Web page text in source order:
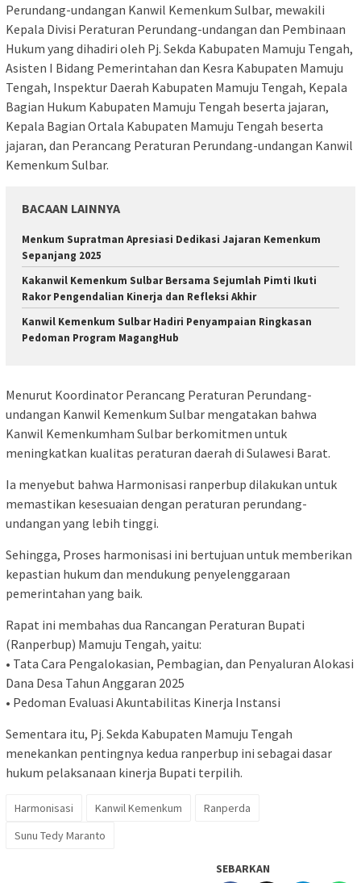
Perundang-undangan Kanwil Kemenkum Sulbar, mewakili
Kepala Divisi Peraturan Perundang-undangan dan Pembinaan
Hukum yang dihadiri oleh Pj. Sekda Kabupaten Mamuju Tengah,
Asisten I Bidang Pemerintahan dan Kesra Kabupaten Mamuju
Tengah, Inspektur Daerah Kabupaten Mamuju Tengah, Kepala
Bagian Hukum Kabupaten Mamuju Tengah beserta jajaran,
Kepala Bagian Ortala Kabupaten Mamuju Tengah beserta
jajaran, dan Perancang Peraturan Perundang-undangan Kanwil
Kemenkum Sulbar.
BACAAN LAINNYA
Menkum Supratman Apresiasi Dedikasi Jajaran Kemenkum
Sepanjang 2025
Kakanwil Kemenkum Sulbar Bersama Sejumlah Pimti Ikuti
Rakor Pengendalian Kinerja dan Refleksi Akhir
Kanwil Kemenkum Sulbar Hadiri Penyampaian Ringkasan
Pedoman Program MagangHub
Menurut Koordinator Perancang Peraturan Perundang-
undangan Kanwil Kemenkum Sulbar mengatakan bahwa
Kanwil Kemenkumham Sulbar berkomitmen untuk
meningkatkan kualitas peraturan daerah di Sulawesi Barat.
Ia menyebut bahwa Harmonisasi ranperbup dilakukan untuk
memastikan kesesuaian dengan peraturan perundang-
undangan yang lebih tinggi.
Sehingga, Proses harmonisasi ini bertujuan untuk memberikan
kepastian hukum dan mendukung penyelenggaraan
pemerintahan yang baik.
Rapat ini membahas dua Rancangan Peraturan Bupati
(Ranperbup) Mamuju Tengah, yaitu:
• Tata Cara Pengalokasian, Pembagian, dan Penyaluran Alokasi
Dana Desa Tahun Anggaran 2025
• Pedoman Evaluasi Akuntabilitas Kinerja Instansi
Sementara itu, Pj. Sekda Kabupaten Mamuju Tengah
menekankan pentingnya kedua ranperbup ini sebagai dasar
hukum pelaksanaan kinerja Bupati terpilih.
Harmonisasi Kanwil Kemenkum
Ranperda
Sunu Tedy Maranto
SEBARKAN